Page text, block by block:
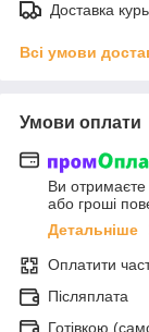
Доставка
Всі умови
Умови оплати
Ви
або гроші
Детальніше
Оплатити
Післяплата
Готівкою